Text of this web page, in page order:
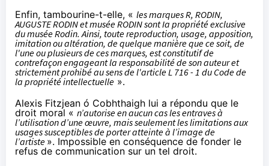
Enfin, tambourine-t-elle, « les marques R, RODIN,
AUGUSTE RODIN et musée RODIN sont Ia propriété exclusive
du musée Rodin. Ainsi, toute reproduction, usage, apposition,
imitation ou altération, de quelque manière que ce soit, de
l'une ou plusieurs de ces marques, est constitutif de
contrefaçon engageant la responsabilité de son auteur et
strictement prohibé au sens de l'article L 716 - 1 du Code de
la propriété intellectuelle ».
Alexis Fitzjean ó Cobhthaigh lui a répondu que le
droit moral « n’autorise en aucun cas les entraves à
l’utilisation d’une œuvre, mais seulement les limitations aux
usages susceptibles de porter atteinte à l’image de
l’artiste ». Impossible en conséquence de fonder le
refus de communication sur un tel droit.